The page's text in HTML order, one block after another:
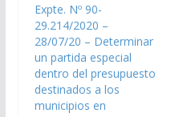
Expte. Nº 90-
29.214/2020 –
28/07/20 – Determinar
un partida especial
dentro del presupuesto
destinados a los
municipios en